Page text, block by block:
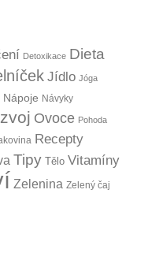
Detoxikace Dieta
Jídlo Jóga
Nápoje Návyky
Ovoce Pohoda
Recepty
Tipy Tělo Vitamíny
Zelenina Zelený čaj